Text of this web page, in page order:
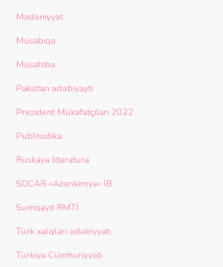
Mədəniyyət
Müsabiqə
Müsahibə
Pakistan ədəbiyaytı
Prezident Mükafatçıları 2022
Publisistika
Ruskaya literatura
SOCAR «Azərikimya» İB
Sumqayıt RMTİ
Türk xalqları ədəbiyyatı
Türkiyə Cümhuriyyəti